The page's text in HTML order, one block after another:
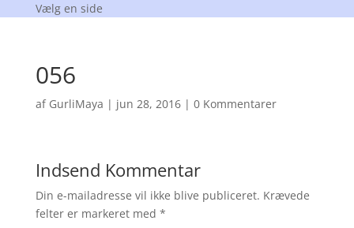
Vælg en side
056
af GurliMaya | jun 28, 2016| 0 Kommentarer
Indsend Kommentar
Din e-mailadresse vil ikke blive publiceret. Krævede
felter er markeret med *